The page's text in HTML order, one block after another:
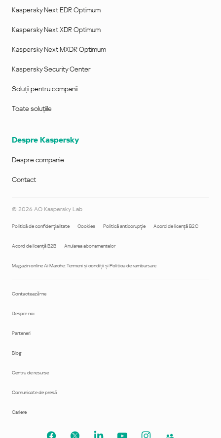
Kaspersky Next EDR Optimum
Kaspersky Next XDR Optimum
Kaspersky Next MXDR Optimum
Kaspersky Security Center
Soluții pentru companii
Toate soluțiile
Despre Kaspersky
Despre companie
Contact
© 2026 AO Kaspersky Lab
Politică de confidenţialitate Cookies Politică anticorupţie Acord de licență B2C
Acord de licență B2B Anularea abonamentelor
Magazin online Ai Marche: Termeni și condiții și Politica de rambursare
Contactează-ne
Despre noi
Parteneri
Blog
Centru de resurse
Comunicate de presă
Cariere